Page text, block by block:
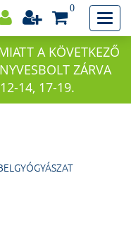
0
A KÖVETKEZŐ
ZÁRVA
14, 17-19.